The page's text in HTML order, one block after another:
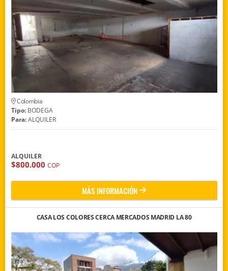
Colombia
Tipo:BODEGA
Para:ALQUILER
ALQUILER
$800.000 COP
MÁS INFORMACIÓN
CASA LOS COLORES CERCA MERCADOS MADRID LA 80